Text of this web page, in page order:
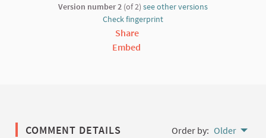
Version number 2 (of 2) see other versions
Check fingerprint
Share
Embed
COMMENT DETAILS Order by: Older